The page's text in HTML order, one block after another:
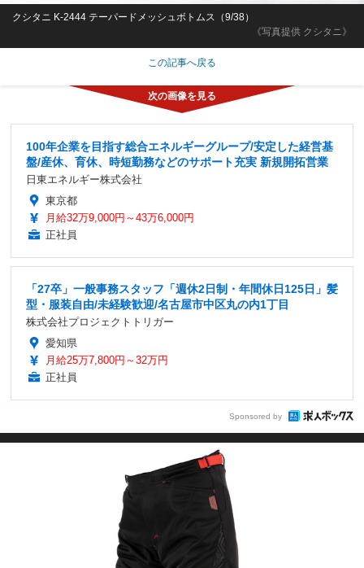
《写真提供 クシタニ》
クシタニ K-2444 テーパードメッシュボトムス（9/38）
この記事へ戻る
100年企業を目指す総合エネルギーグループ/安定した経営基
盤/産休、育休、時短勤務などのサポート充実 新規開拓営業
日東エネルギー株式会社
東京都
月給32万9,000円～43万6,000円
正社員
「27卒」一般事務スタッフ「週休2日制・年間休日125日」髪
型・服装自由/未経験歓迎/名古屋市中区丸の内1丁目
株式会社プロジェクトトリガー
愛知県
月給25万7,800円～32万円
正社員
Sponsored by